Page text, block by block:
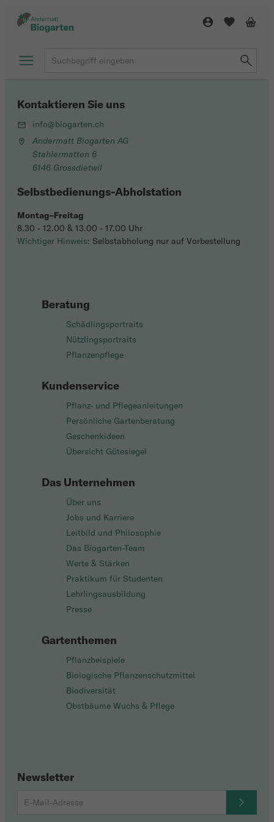
Beratung
Schädlingsportraits
Nützlingsportraits
Pflanzenpflege
Kundenservice
Pflanz- und Pflegeanleitungen
Persönliche Gartenberatung
Geschenkideen
Übersicht Gütesiegel
Das Unternehmen
Über uns
Jobs und Karriere
Leitbild und Philosophie
Das Biogarten-Team
Werte & Stärken
Praktikum für Studenten
Lehrlingsausbildung
Presse
Gartenthemen
Pflanzbeispiele
Biologische Pflanzenschutzmittel
Biodiversität
Obstbäume Wuchs & Pflege
Newsletter
Kontaktieren Sie uns
info@biogarten.ch
Andermatt Biogarten AG
Stahlermatten 6
6146 Grossdietwil
Selbstbedienungs-Abholstation
Montag–Freitag
8.30 - 12.00 & 13.00 - 17.00 Uhr
Wichtiger Hinweis: Selbstabholung nur auf Vorbestellung